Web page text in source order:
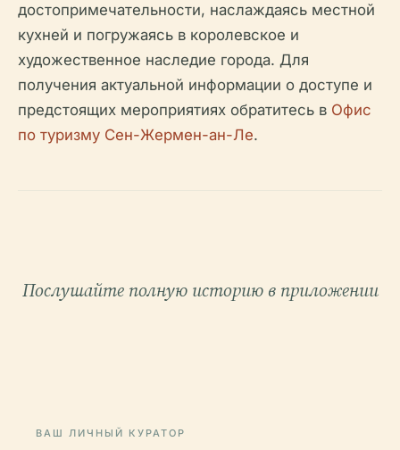
достопримечательности, наслаждаясь местной
кухней и погружаясь в королевское и
художественное наследие города. Для
получения актуальной информации о доступе и
предстоящих мероприятиях обратитесь в Офис
по туризму Сен-Жермен-ан-Ле.
Послушайте полную историю в приложении
ВАШ ЛИЧНЫЙ КУРАТОР